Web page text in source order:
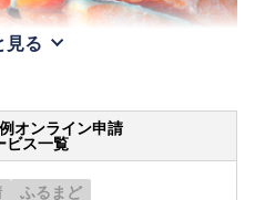
見る
オンライン申請
ビス一覧
ふるまど